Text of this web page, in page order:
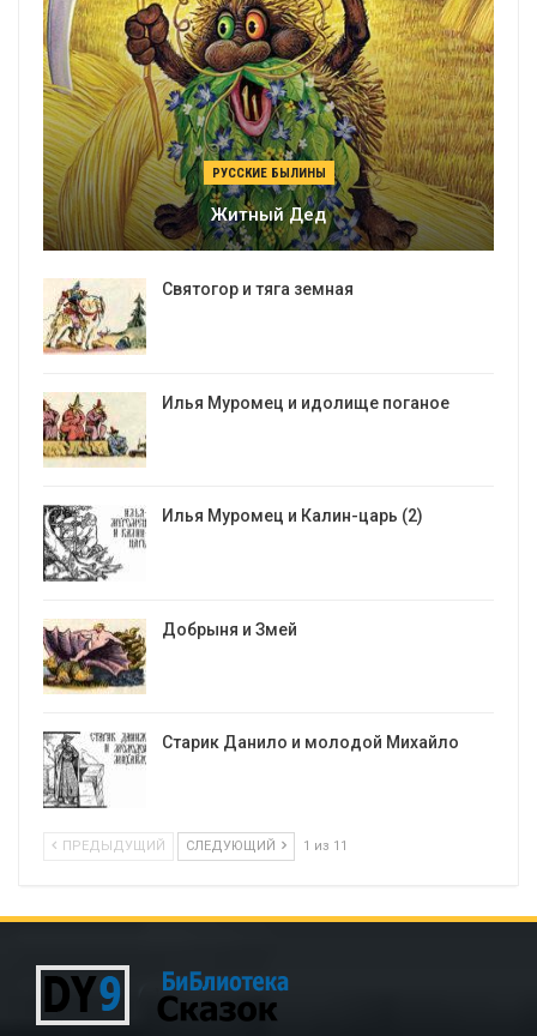
РУССКИЕ БЫЛИНЫ
Житный Дед
Святогор и тяга земная
Илья Муромец и идолище поганое
Илья Муромец и Калин-царь (2)
Добрыня и Змей
Старик Данило и молодой Михайло
ПРЕДЫДУЩИЙ СЛЕДУЮЩИЙ 1 из 11